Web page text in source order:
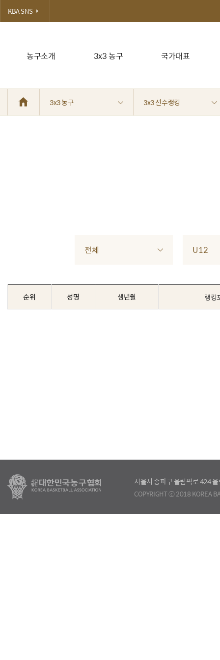
농구소개 3x3 농구 국가대표
KBA SNS
3x3 농구 3x3 선수랭킹
전체 U12
순위 성명 생년월 랭킹
서울시 송파구 올림픽로 424
COPYRIGHT ⓒ 2018 KOREA